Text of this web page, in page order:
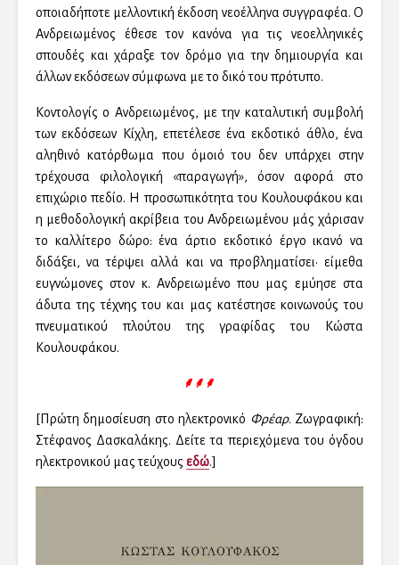
οποιαδήποτε μελλοντική έκδοση νεοέλληνα συγγραφέα. Ο
Ανδρειωμένος έθεσε τον κανόνα για τις νεοελληνικές
σπουδές και χάραξε τον δρόμο για την δημιουργία και
άλλων εκδόσεων σύμφωνα με το δικό του πρότυπο.
Κοντολογίς ο Ανδρειωμένος, με την καταλυτική συμβολή
των εκδόσεων Κίχλη, επετέλεσε ένα εκδοτικό άθλο, ένα
αληθινό κατόρθωμα που όμοιό του δεν υπάρχει στην
τρέχουσα φιλολογική «παραγωγή», όσον αφορά στο
επιχώριο πεδίο. Η προσωπικότητα του Κουλουφάκου και
η μεθοδολογική ακρίβεια του Ανδρειωμένου μάς χάρισαν
το καλλίτερο δώρο: ένα άρτιο εκδοτικό έργο ικανό να
διδάξει, να τέρψει αλλά και να προβληματίσει· είμεθα
ευγνώμονες στον κ. Ανδρειωμένο που μας εμύησε στα
άδυτα της τέχνης του και μας κατέστησε κοινωνούς του
πνευματικού πλούτου της γραφίδας του Κώστα
Κουλουφάκου.
⸙⸙⸙
[Πρώτη δημοσίευση στο ηλεκτρονικό Φρέαρ. Ζωγραφική:
Στέφανος Δασκαλάκης. Δείτε τα περιεχόμενα του όγδου
ηλεκτρονικού μας τεύχους εδώ.]